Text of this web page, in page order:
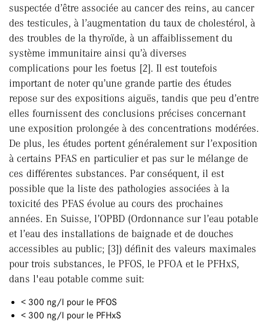
suspectée d’être associée au cancer des reins, au cancer
des testicules, à l’augmentation du taux de cholestérol, à
des troubles de la thyroïde, à un affaiblissement du
système immunitaire ainsi qu’à diverses
complications pour les foetus [2]. Il est toutefois
important de noter qu’une grande partie des études
repose sur des expositions aiguës, tandis que peu d’entre
elles fournissent des conclusions précises concernant
une exposition prolongée à des concentrations modérées.
De plus, les études portent généralement sur l’exposition
à certains PFAS en particulier et pas sur le mélange de
ces différentes substances. Par conséquent, il est
possible que la liste des pathologies associées à la
toxicité des PFAS évolue au cours des prochaines
années. En Suisse, l’OPBD (Ordonnance sur l’eau potable
et l’eau des installations de baignade et de douches
accessibles au public; [3]) définit des valeurs maximales
pour trois substances, le PFOS, le PFOA et le PFHxS,
dans l'eau potable comme suit:
< 300 ng/l pour le PFOS
< 300 ng/l pour le PFHxS